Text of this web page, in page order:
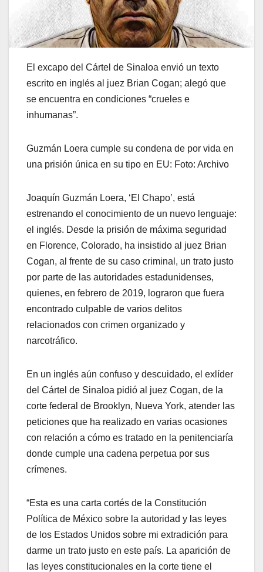
El excapo del Cártel de Sinaloa envió un texto
escrito en inglés al juez Brian Cogan; alegó que
se encuentra en condiciones “crueles e
inhumanas”.
Guzmán Loera cumple su condena de por vida en
una prisión única en su tipo en EU: Foto: Archivo
Joaquín Guzmán Loera, ‘El Chapo’, está
estrenando el conocimiento de un nuevo lenguaje:
el inglés. Desde la prisión de máxima seguridad
en Florence, Colorado, ha insistido al juez Brian
Cogan, al frente de su caso criminal, un trato justo
por parte de las autoridades estadunidenses,
quienes, en febrero de 2019, lograron que fuera
encontrado culpable de varios delitos
relacionados con crimen organizado y
narcotráfico.
En un inglés aún confuso y descuidado, el exlíder
del Cártel de Sinaloa pidió al juez Cogan, de la
corte federal de Brooklyn, Nueva York, atender las
peticiones que ha realizado en varias ocasiones
con relación a cómo es tratado en la penitenciaría
donde cumple una cadena perpetua por sus
crímenes.
“Esta es una carta cortés de la Constitución
Política de México sobre la autoridad y las leyes
de los Estados Unidos sobre mi extradición para
darme un trato justo en este país. La aparición de
las leyes constitucionales en la corte tiene el